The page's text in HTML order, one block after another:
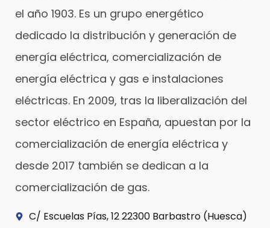
el año 1903. Es un grupo energético
dedicado la distribución y generación de
energía eléctrica, comercialización de
energía eléctrica y gas e instalaciones
eléctricas. En 2009, tras la liberalización del
sector eléctrico en España, apuestan por la
comercialización de energía eléctrica y
desde 2017 también se dedican a la
comercialización de gas.
C/ Escuelas Pías, 12 22300 Barbastro (Huesca)